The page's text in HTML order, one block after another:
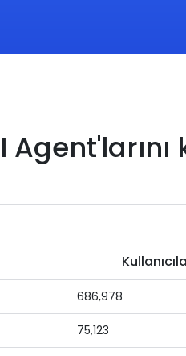
686,978
75,123